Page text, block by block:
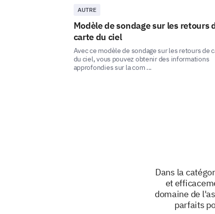
AUTRE
Modèle de sondage sur les retours
carte du ciel
Avec ce modèle de sondage sur les retours de
du ciel, vous pouvez obtenir des informations
approfondies sur la com ...
Dans la
et
domaine de
parfaits